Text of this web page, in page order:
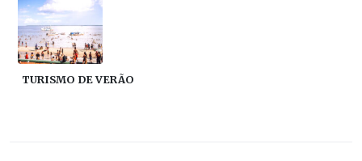
TURISMO DE VERÃO